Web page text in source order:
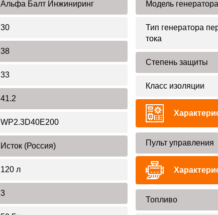
Альфа Балт Инжиниринг
30
38
33
41.2
WP2.3D40E200
Исток (Россия)
120 л
3
Модель
Тип генератора
тока
Степень защиты
Класс изоляции
Пульт управления
Топливо